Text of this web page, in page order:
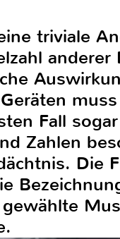
triviale
Fall
Zahlen
Die